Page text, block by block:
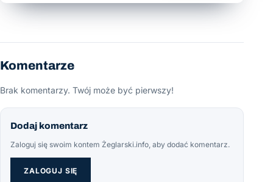
Komentarze
Brak komentarzy. Twój może być pierwszy!
Dodaj komentarz
Zaloguj się swoim kontem Żeglarski.info, aby dodać komentarz.
ZALOGUJ SIĘ